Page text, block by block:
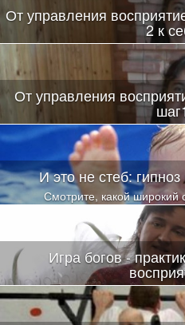
От управления
2 к
От управления
И это не стеб:
Смотрите, какой широкий
Игра богов -